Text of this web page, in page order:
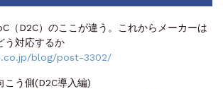
（D2C）のここが違う。これからメーカーは
う対応するか
blog/post-3302/
こう側(D2C導入編)